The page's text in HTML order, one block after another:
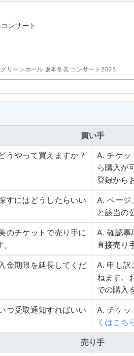
ンサート
リーンホール 坂本冬美 コンサート2025
買い手
うやって買えますか？
A. チケッ
ら購入が
登録から
すにはどうしたらいい
A. ページ
と該当の
のチケットで売り手に
A. 確認事
直接売り
金期限を延長してくだ
A. 申し訳
ねます。
での購入
つ受取通知すればいい
A. チケッ
くはこち
売り手